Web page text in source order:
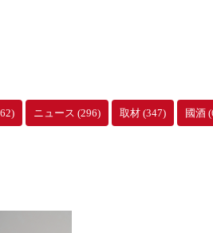
ニュース (296) 取材 (347) 國酒